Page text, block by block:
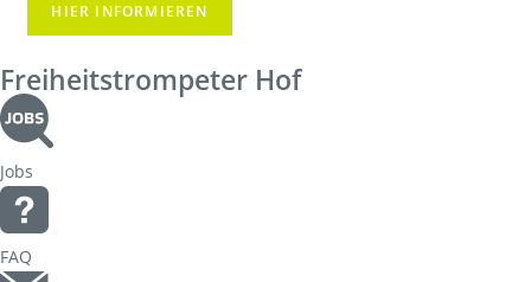
HIER INFORMIEREN
Freiheitstrompeter Hof
Jobs
FAQ